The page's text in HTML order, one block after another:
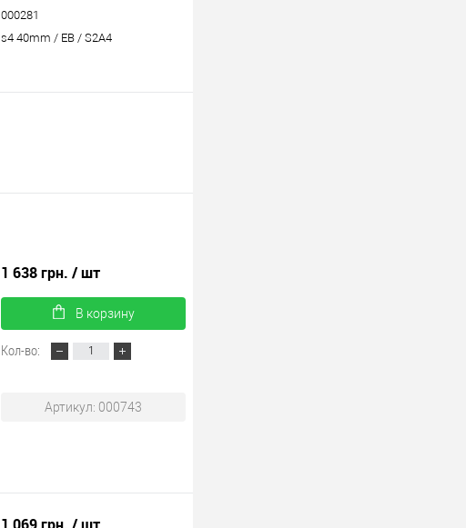
000281
s4 40mm / EB / S2A4
1 638 грн. / шт
В корзину
Кол-во:
Артикул: 000743